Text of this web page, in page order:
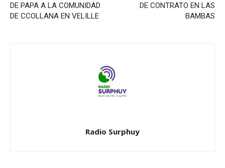
DE PAPA A LA COMUNIDAD
DE CCOLLANA EN VELILLE
DE CONTRATO EN LAS
BAMBAS
Radio Surphuy